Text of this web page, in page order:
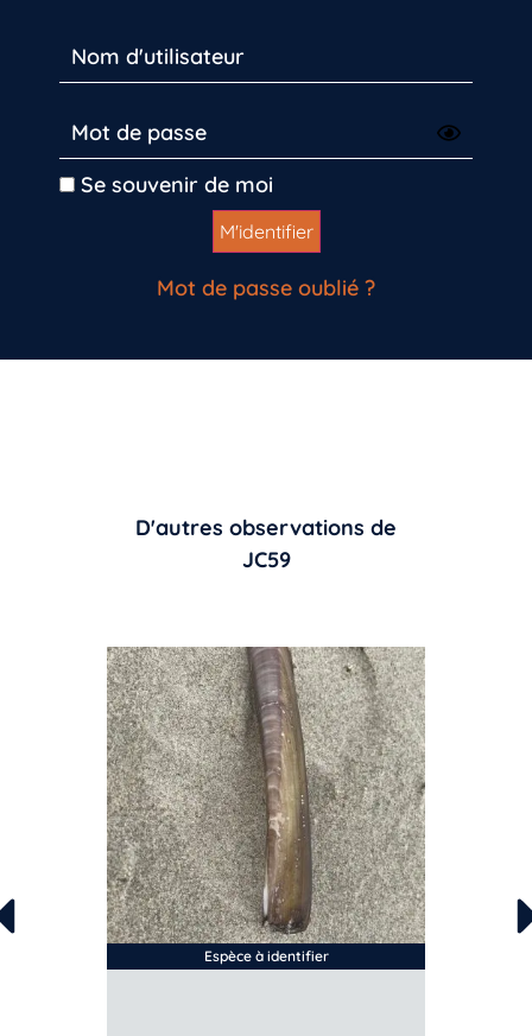
Se souvenir de moi
Mot de passe oublié ?
D'autres observations de
JC59
Espèce à identifier